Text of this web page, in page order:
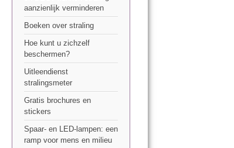
aanzienlijk verminderen
Boeken over straling
Hoe kunt u zichzelf
beschermen?
Uitleendienst
stralingsmeter
Gratis brochures en
stickers
Spaar- en LED-lampen: een
ramp voor mens en milieu